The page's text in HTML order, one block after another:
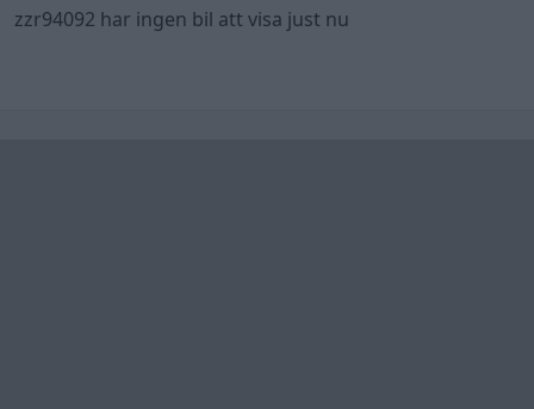
zzr94092 har ingen bil att visa just nu